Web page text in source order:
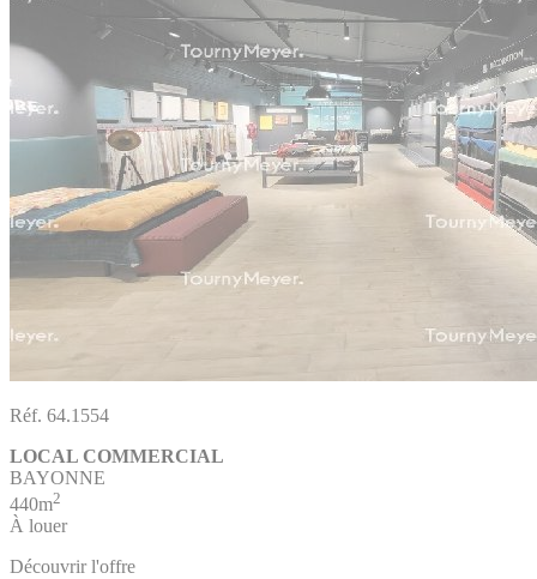
Réf. 64.1554
LOCAL COMMERCIAL
BAYONNE
440m2
À louer
Découvrir l'offre